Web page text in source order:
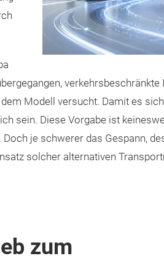
Modell versucht. Damit es
sein. Diese Vorgabe ist
. Doch je schwerer das Gespann,
solcher alternativen
zum